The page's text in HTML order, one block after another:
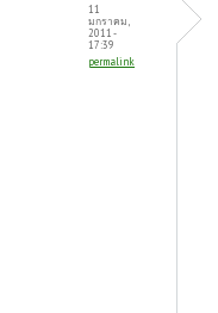
11
มกราคม,
2011 -
17:39
permalink